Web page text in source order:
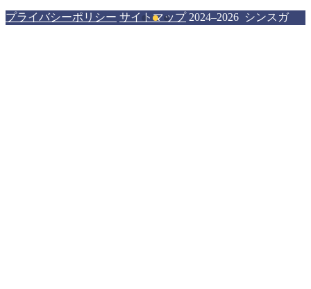
プライバシーポリシー サイトマップ 2024–2026 シンスガ